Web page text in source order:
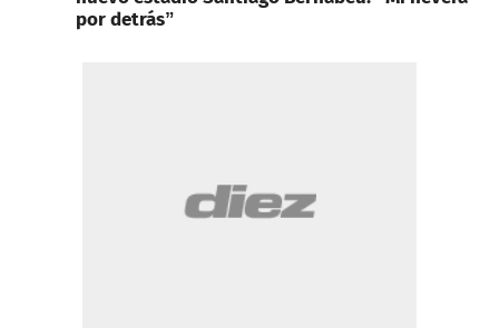
por detrás”